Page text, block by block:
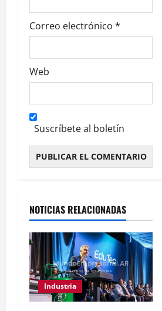
Correo electrónico *
Web
Suscríbete al boletín
NOTICIAS RELACIONADAS
Industria